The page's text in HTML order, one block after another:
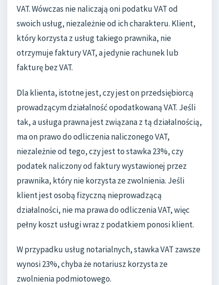
VAT. Wówczas nie naliczają oni podatku VAT od
swoich usług, niezależnie od ich charakteru. Klient,
który korzysta z usług takiego prawnika, nie
otrzymuje faktury VAT, a jedynie rachunek lub
fakturę bez VAT.
Dla klienta, istotne jest, czy jest on przedsiębiorcą
prowadzącym działalność opodatkowaną VAT. Jeśli
tak, a usługa prawna jest związana z tą działalnością,
ma on prawo do odliczenia naliczonego VAT,
niezależnie od tego, czy jest to stawka 23%, czy
podatek naliczony od faktury wystawionej przez
prawnika, który nie korzysta ze zwolnienia. Jeśli
klient jest osobą fizyczną nieprowadzącą
działalności, nie ma prawa do odliczenia VAT, więc
pełny koszt usługi wraz z podatkiem ponosi klient.
W przypadku usług notarialnych, stawka VAT zawsze
wynosi 23%, chyba że notariusz korzysta ze
zwolnienia podmiotowego.